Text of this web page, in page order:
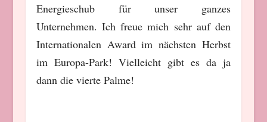
Energieschub für unser ganzes
Unternehmen. Ich freue mich sehr auf den
Internationalen Award im nächsten Herbst
im Europa-Park! Vielleicht gibt es da ja
dann die vierte Palme!